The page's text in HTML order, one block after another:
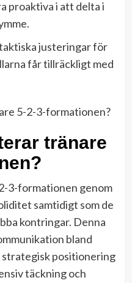
proaktiva i att delta i
justeringar för
får tillräckligt med
tränare
3-formationen genom
samtidigt som de
kontringar. Denna
bland
strategisk positionering
täckning och